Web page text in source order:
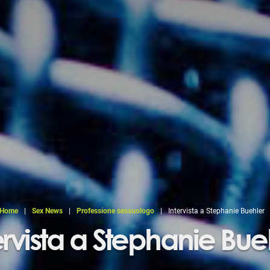
| Sex News | Professione sessuologo | Intervista a Stephanie Buehler
a Stephanie